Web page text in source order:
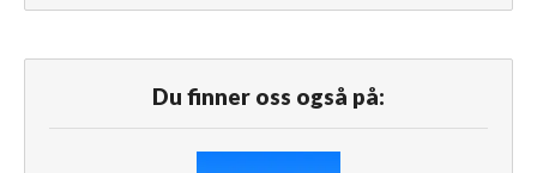
Du finner oss også på: